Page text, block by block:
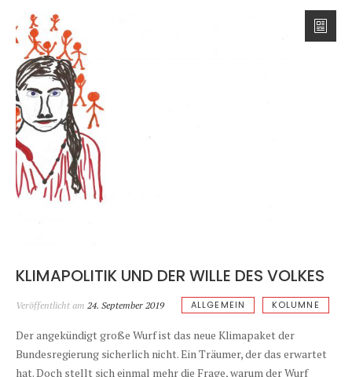
KLIMAPOLITIK UND DER WILLE DES VOLKES
Veröffentlicht am 24. September 2019 ALLGEMEIN KOLUMNE
Der angekündigt große Wurf ist das neue Klimapaket der
Bundesregierung sicherlich nicht. Ein Träumer, der das erwartet
hat. Doch stellt sich einmal mehr die Frage, warum der Wurf